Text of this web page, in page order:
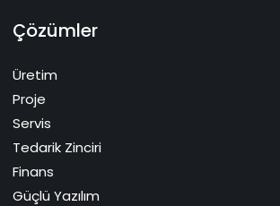
Çözümler
Üretim
Proje
Servis
Tedarik Zinciri
Finans
Güçlü Yazılım